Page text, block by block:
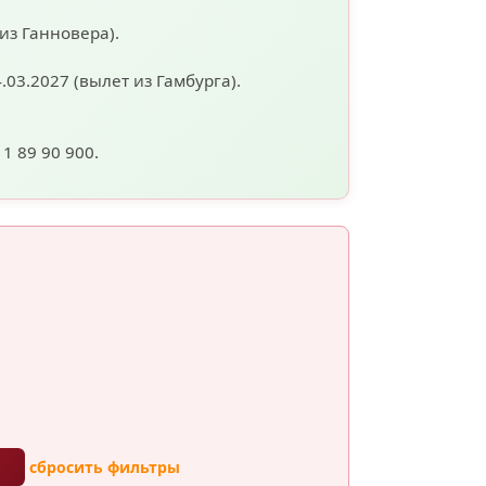
Ганновера).
(вылет из Гамбурга).
89 90 900.
сбросить фильтры